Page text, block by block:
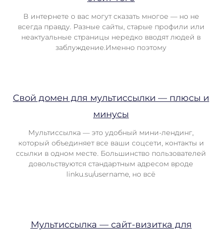
В интернете о вас могут сказать многое — но не
всегда правду. Разные сайты, старые профили или
неактуальные страницы нередко вводят людей в
заблуждение.Именно поэтому
Свой домен для мультиссылки — плюсы и
минусы
Мультиссылка — это удобный мини-лендинг,
который объединяет все ваши соцсети, контакты и
ссылки в одном месте. Большинство пользователей
довольствуются стандартным адресом вроде
linku.su/username, но всё
Мультиссылка — сайт-визитка для